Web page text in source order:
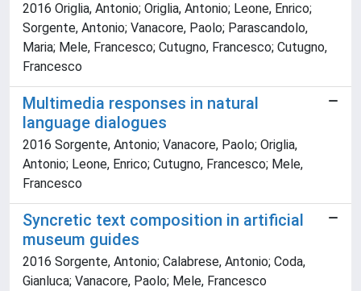
2016 Origlia, Antonio; Origlia, Antonio; Leone, Enrico;
Sorgente, Antonio; Vanacore, Paolo; Parascandolo,
Maria; Mele, Francesco; Cutugno, Francesco; Cutugno,
Francesco
Multimedia responses in natural
language dialogues
2016 Sorgente, Antonio; Vanacore, Paolo; Origlia,
Antonio; Leone, Enrico; Cutugno, Francesco; Mele,
Francesco
Syncretic text composition in artificial
museum guides
2016 Sorgente, Antonio; Calabrese, Antonio; Coda,
Gianluca; Vanacore, Paolo; Mele, Francesco